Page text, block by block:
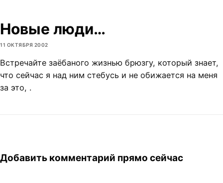
Новые люди…
11 ОКТЯБРЯ 2002
Встречайте заёбаного жизнью брюзгу, который знает,
что сейчас я над ним стебусь и не обижается на меня
за это, .
Добавить комментарий прямо сейчас